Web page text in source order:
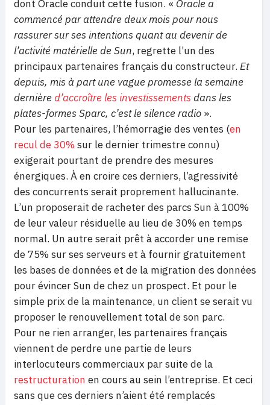
dont Oracle conduit cette fusion. « Oracle a
commencé par attendre deux mois pour nous
rassurer sur ses intentions quant au devenir de
l’activité matérielle de Sun, regrette l’un des
principaux partenaires français du constructeur. Et
depuis, mis à part une vague promesse la semaine
dernièred’accroître les investissements dans les
plates-formes Sparc, c’est le silence radio ».
Pour les partenaires, l’hémorragie des ventes (en
recul de 30%sur le dernier trimestre connu)
exigerait pourtant de prendre des mesures
énergiques. À en croire ces derniers, l’agressivité
des concurrents serait proprement hallucinante.
L’un proposerait de racheter des parcs Sun à 100%
de leur valeur résiduelle au lieu de 30% en temps
normal. Un autre serait prêt à accorder une remise
de 75% sur ses serveurs et à fournir gratuitement
les bases de données et de la migration des données
pour évincer Sun de chez un prospect. Et pour le
simple prix de la maintenance, un client se serait vu
proposer le renouvellement total de son parc.
Pour ne rien arranger, les partenaires français
viennent de perdre une partie de leurs
interlocuteurs commerciaux par suite de la
restructuration en cours au sein l’entreprise. Et ceci
sans que ces derniers n’aient été remplacés